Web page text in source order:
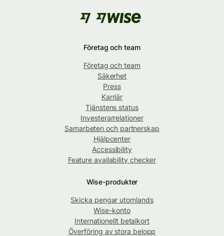
Företag och team
Företag och team
Säkerhet
Press
Karriär
Tjänstens status
Investerarrelationer
Samarbeten och partnerskap
Hjälpcenter
Accessibility
Feature availability checker
Wise-produkter
Skicka pengar utomlands
Wise-konto
Internationellt betalkort
Överföring av stora belopp